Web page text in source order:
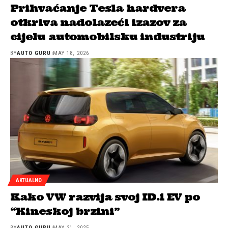
Prihvaćanje Tesla hardvera
otkriva nadolazeći izazov za
cijelu automobilsku industriju
BYAUTO GURU MAY 18, 2026
AKTUALNO
Kako VW razvija svoj ID.1 EV po
“Kineskoj brzini”